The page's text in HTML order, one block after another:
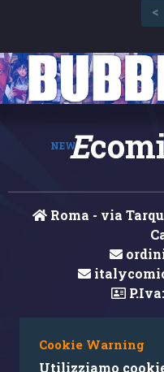
<
NEWE
Roma - via
Hai rilevato
Cookie Warning
Utilizziamo